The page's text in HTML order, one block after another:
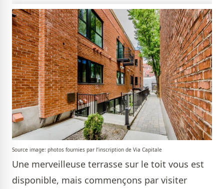
Source image: photos fournies par l’inscription de Via Capitale
Une merveilleuse terrasse sur le toit vous est
disponible, mais commençons par visiter